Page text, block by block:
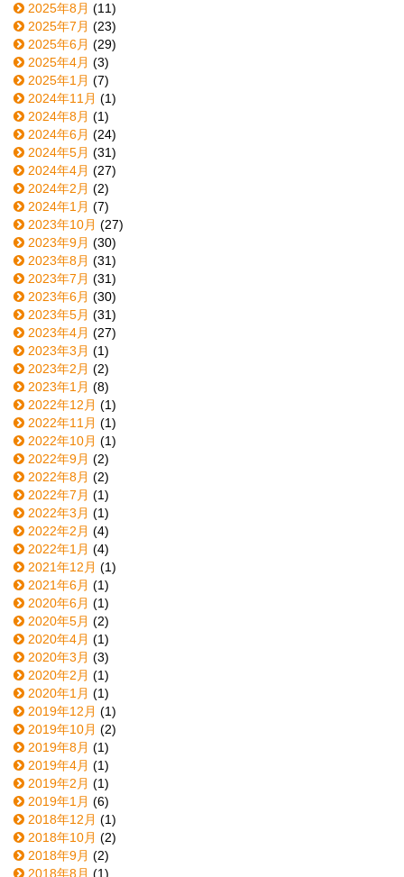
2025年8月 (11)
2025年7月 (23)
2025年6月 (29)
2025年4月 (3)
2025年1月 (7)
2024年11月 (1)
2024年8月 (1)
2024年6月 (24)
2024年5月 (31)
2024年4月 (27)
2024年2月 (2)
2024年1月 (7)
2023年10月 (27)
2023年9月 (30)
2023年8月 (31)
2023年7月 (31)
2023年6月 (30)
2023年5月 (31)
2023年4月 (27)
2023年3月 (1)
2023年2月 (2)
2023年1月 (8)
2022年12月 (1)
2022年11月 (1)
2022年10月 (1)
2022年9月 (2)
2022年8月 (2)
2022年7月 (1)
2022年3月 (1)
2022年2月 (4)
2022年1月 (4)
2021年12月 (1)
2021年6月 (1)
2020年6月 (1)
2020年5月 (2)
2020年4月 (1)
2020年3月 (3)
2020年2月 (1)
2020年1月 (1)
2019年12月 (1)
2019年10月 (2)
2019年8月 (1)
2019年4月 (1)
2019年2月 (1)
2019年1月 (6)
2018年12月 (1)
2018年10月 (2)
2018年9月 (2)
2018年8月 (1)